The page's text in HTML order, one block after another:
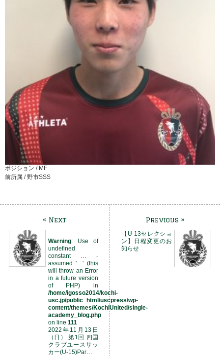
ポジション / MF
前所属 /野市SSS
« Next
Warning: Use of
undefined
constant … -
assumed '…' (this
will throw an Error
in a future version
of PHP) in
/home/igosso2014/kochi-
usc.jp/public_html/uscpress/wp-
content/themes/KochiUnited/single-
academy_blog.php
on line 111
2022年11月13日
（日） 第1回 四国
クラブユースサッ
カー(U-15)Par…
Previous »
【U-13セレクショ
ン】日程変更のお
知らせ